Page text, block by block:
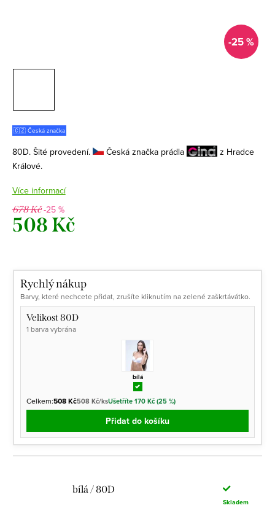
-25 %
🇨🇿 Česká značka
80D. Šité provedení. Česká značka prádla
z Hradce
Králové.
Více informací
678 Kč-25 %
508 Kč
Rychlý nákup
Barvy, které nechcete přidat, zrušíte kliknutím na zelené zaškrtávátko.
Velikost 80D
1 barva vybrána
bílá
Celkem:508 Kč508 Kč/ksUšetříte 170 Kč (25 %)
Přidat do košíku
bílá / 80D
Skladem